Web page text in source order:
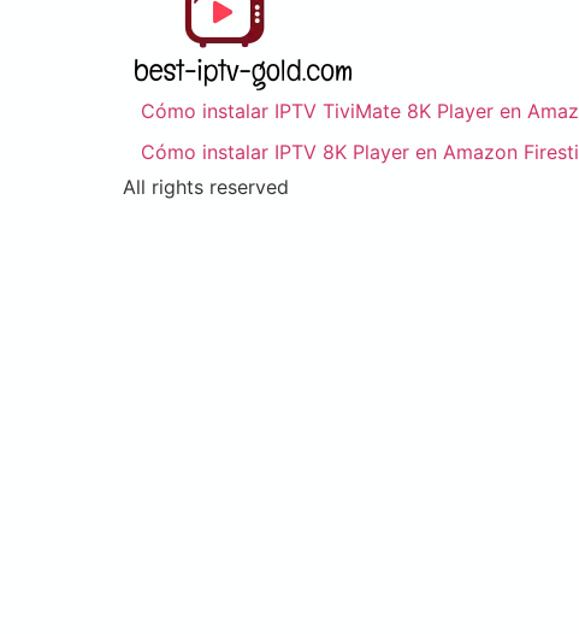
Cómo instalar IPTV TiviMate 8K Player en
Cómo instalar IPTV 8K Player en Amazon
All rights reserved